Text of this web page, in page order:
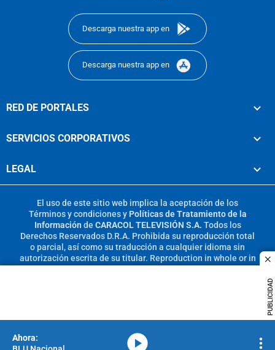
PUBLICIDAD
Descarga nuestra app en
Descarga nuestra app en
RED DE PORTALES
SERVICIOS CORPORATIVOS
LEGAL
El uso de este sitio web implica la aceptación de los
Términos y condicionesy Políticas de Tratamiento de la
Información de CARACOL TELEVISIÓN S.A. Todos los
Derechos Reservados D.R.A. Prohibida su reproducción total
o parcial, así como su traducción a cualquier idioma sin
autorización escrita de su titular. Reproduction in whole or in